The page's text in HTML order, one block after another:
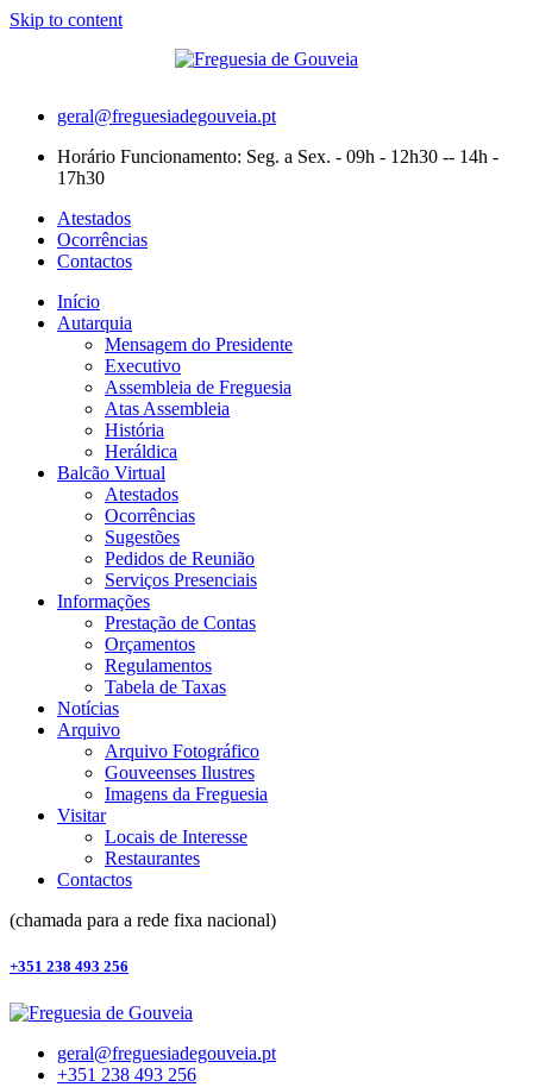
Skip to content
geral@freguesiadegouveia.pt
Horário Funcionamento: Seg. a Sex. - 09h - 12h30 -- 14h -
17h30
Atestados
Ocorrências
Contactos
Início
Autarquia
Mensagem do Presidente
Executivo
Assembleia de Freguesia
Atas Assembleia
História
Heráldica
Balcão Virtual
Atestados
Ocorrências
Sugestões
Pedidos de Reunião
Serviços Presenciais
Informações
Prestação de Contas
Orçamentos
Regulamentos
Tabela de Taxas
Notícias
Arquivo
Arquivo Fotográfico
Gouveenses Ilustres
Imagens da Freguesia
Visitar
Locais de Interesse
Restaurantes
Contactos
(chamada para a rede fixa nacional)
+351 238 493 256
geral@freguesiadegouveia.pt
+351 238 493 256